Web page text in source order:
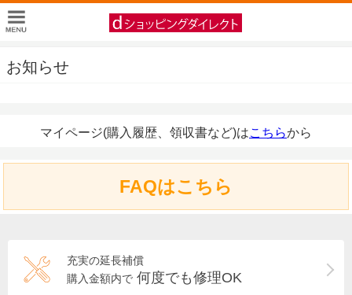
お知らせ
マイページ(購入履歴、領収書など)はこちらから
FAQはこちら
充実の延長補償
購入金額内で 何度でも修理OK